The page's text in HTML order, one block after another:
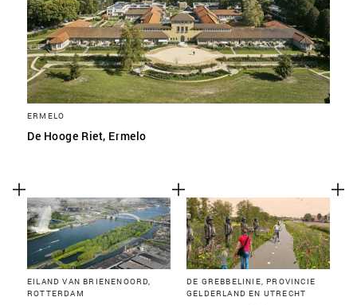
ERMELO
De Hooge Riet, Ermelo
EILAND VAN BRIENENOORD,
ROTTERDAM
DE GREBBELINIE, PROVINCIE
GELDERLAND EN UTRECHT